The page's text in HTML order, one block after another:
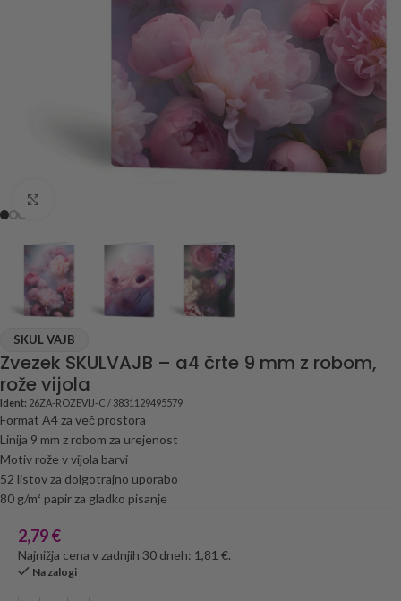
SKUL VAJB
Zvezek SKULVAJB – a4 črte 9 mm z robom,
rože vijola
Ident: 26ZA-ROZEVIJ-C / 3831129495579
Format A4 za več prostora
Linija 9 mm z robom za urejenost
Motiv rože v vijola barvi
52 listov za dolgotrajno uporabo
80 g/m² papir za gladko pisanje
2,79€
Najnižja cena v zadnjih 30 dneh: 1,81 €.
Na zalogi